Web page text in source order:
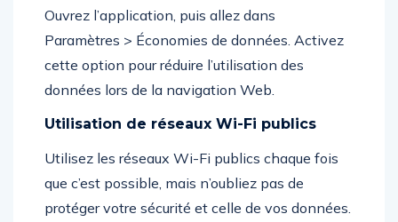
Ouvrez l’application, puis allez dans
Paramètres > Économies de données. Activez
cette option pour réduire l’utilisation des
données lors de la navigation Web.
Utilisation de réseaux Wi-Fi publics
Utilisez les réseaux Wi-Fi publics chaque fois
que c’est possible, mais n’oubliez pas de
protéger votre sécurité et celle de vos données.